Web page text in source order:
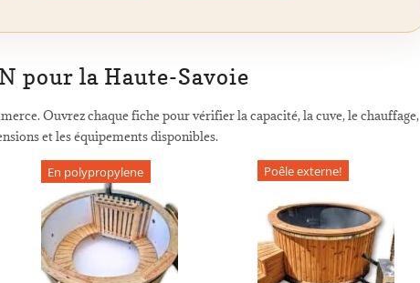
pour la Haute-Savoie
Ouvrez chaque fiche pour vérifier la capacité, la cuve, le chauffage,
et les équipements disponibles.
En polypropylene Poêle externe!